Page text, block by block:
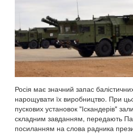
Росія має значний запас
нарощувати їх виробництво. При
пускових установок "Іскандерів"
складним завданням, передають
посиланням на слова радника